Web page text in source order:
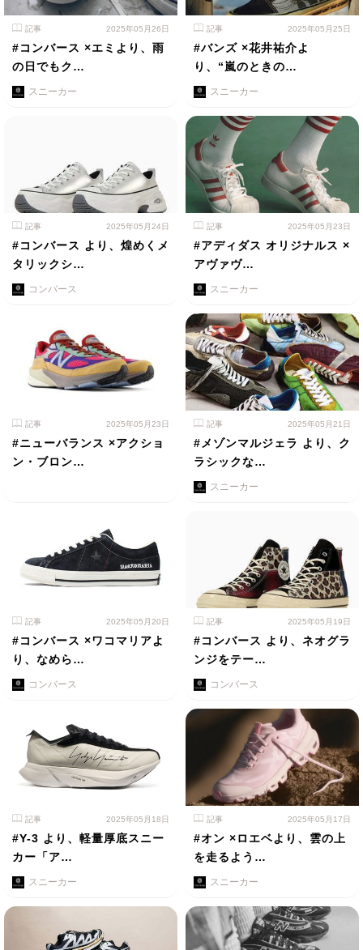
記事 2025年05月26日
#コンバース ×エミより、雨
の日でもク…
スニーカー
記事 2025年05月25日
#バンズ ×花井祐介よ
り、“嵐のときの…
スニーカー
記事 2025年05月24日
#コンバース より、煌めくメ
タリックシ…
コンバース
記事 2025年05月23日
#アディダス オリジナルス ×
アヴァヴ…
スニーカー
記事 2025年05月23日
#ニューバランス ×アクショ
ン・ブロン…
記事 2025年05月21日
#メゾンマルジェラ より、ク
ラシックな…
スニーカー
記事 2025年05月20日
#コンバース ×ワコマリアよ
り、なめら…
コンバース
記事 2025年05月19日
#コンバース より、ネオグラ
ンジをテー…
コンバース
記事 2025年05月18日
#Y-3 より、軽量厚底スニー
カー「ア…
スニーカー
記事 2025年05月17日
#オン ×ロエベより、雲の上
を走るよう…
スニーカー